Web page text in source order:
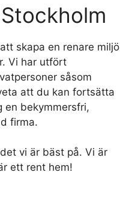
skapa en renare miljö
Vi har utfört
såsom
att du kan fortsätta
en bekymmersfri,
firma.
vi är bäst på. Vi är
ett rent hem!